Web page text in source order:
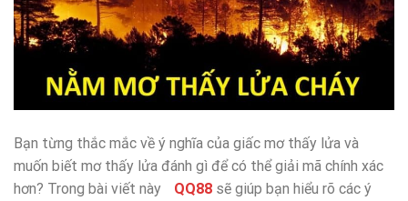
Bạn từng thắc mắc về ý nghĩa của giấc mơ thấy lửa và
muốn biết mơ thấy lửa đánh gì để có thể giải mã chính xác
hơn? Trong bài viết này
QQ88 sẽ giúp bạn hiểu rõ các ý